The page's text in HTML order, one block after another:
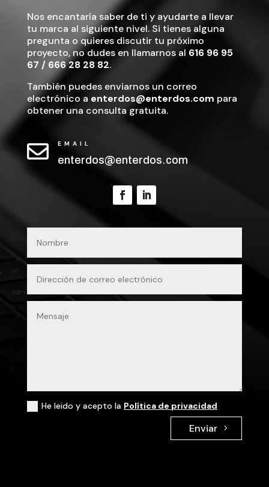
Nos encantaría saber de ti y ayudarte a llevar
tu marca al siguiente nivel. Si tienes alguna
pregunta o quieres discutir tu próximo
proyecto, no dudes en llamarnos al 616 96 95
67 / 666 28 28 82.
También puedes enviarnos un correo
electrónico a enterdos@enterdos.com para
obtener una consulta gratuita.
 EMAIL
enterdos@enterdos.com
He leido y acepto la Política de privacidad
Enviar